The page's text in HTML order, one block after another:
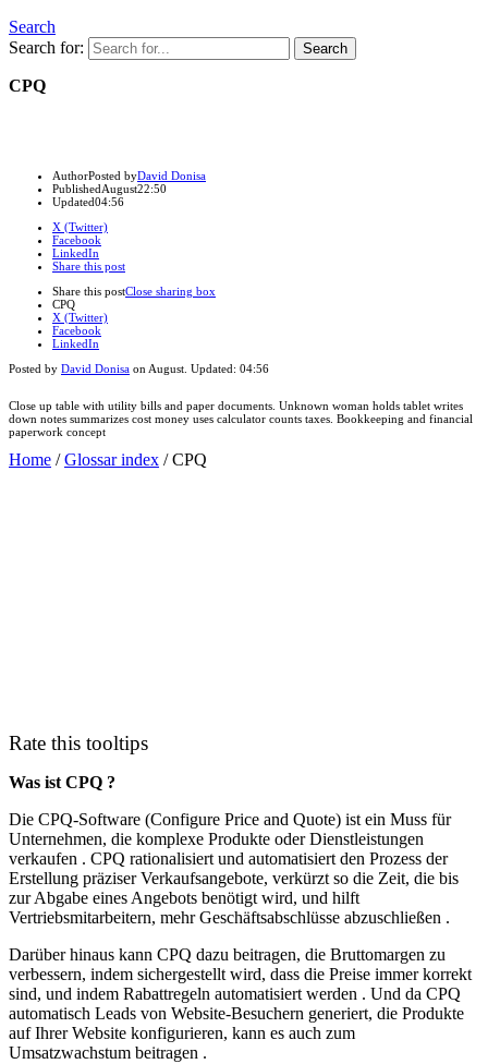
Search
Search for:
CPQ
AuthorPosted byDavid Donisa
PublishedAugust22:50
Updated04:56
X (Twitter)
Facebook
LinkedIn
Share this post
Share this postClose sharing box
CPQ
X (Twitter)
Facebook
LinkedIn
Posted by David Donisa on August . Updated: 04:56
Close up table with utility bills and paper documents. Unknown woman holds tablet writes
down notes summarizes cost money uses calculator counts taxes. Bookkeeping and financial
paperwork concept
Home /Glossar index /CPQ
Rate this tooltips
Was ist CPQ ?
Die CPQ-Software (Configure Price and Quote) ist ein Muss für
Unternehmen, die komplexe Produkte oder Dienstleistungen
verkaufen . CPQ rationalisiert und automatisiert den Prozess der
Erstellung präziser Verkaufsangebote, verkürzt so die Zeit, die bis
zur Abgabe eines Angebots benötigt wird, und hilft
Vertriebsmitarbeitern, mehr Geschäftsabschlüsse abzuschließen .
Darüber hinaus kann CPQ dazu beitragen, die Bruttomargen zu
verbessern, indem sichergestellt wird, dass die Preise immer korrekt
sind, und indem Rabattregeln automatisiert werden . Und da CPQ
automatisch Leads von Website-Besuchern generiert, die Produkte
auf Ihrer Website konfigurieren, kann es auch zum
Umsatzwachstum beitragen .